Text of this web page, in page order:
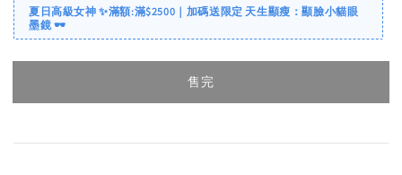
夏日高級女神 ✨滿額:滿$2500｜加碼送限定 天生顯瘦：顯臉小貓眼
墨鏡 🕶️
售完